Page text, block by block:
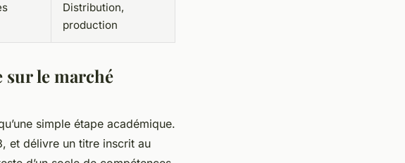
Distribution,
production
sur le marché
simple étape académique.
et délivre un titre inscrit au